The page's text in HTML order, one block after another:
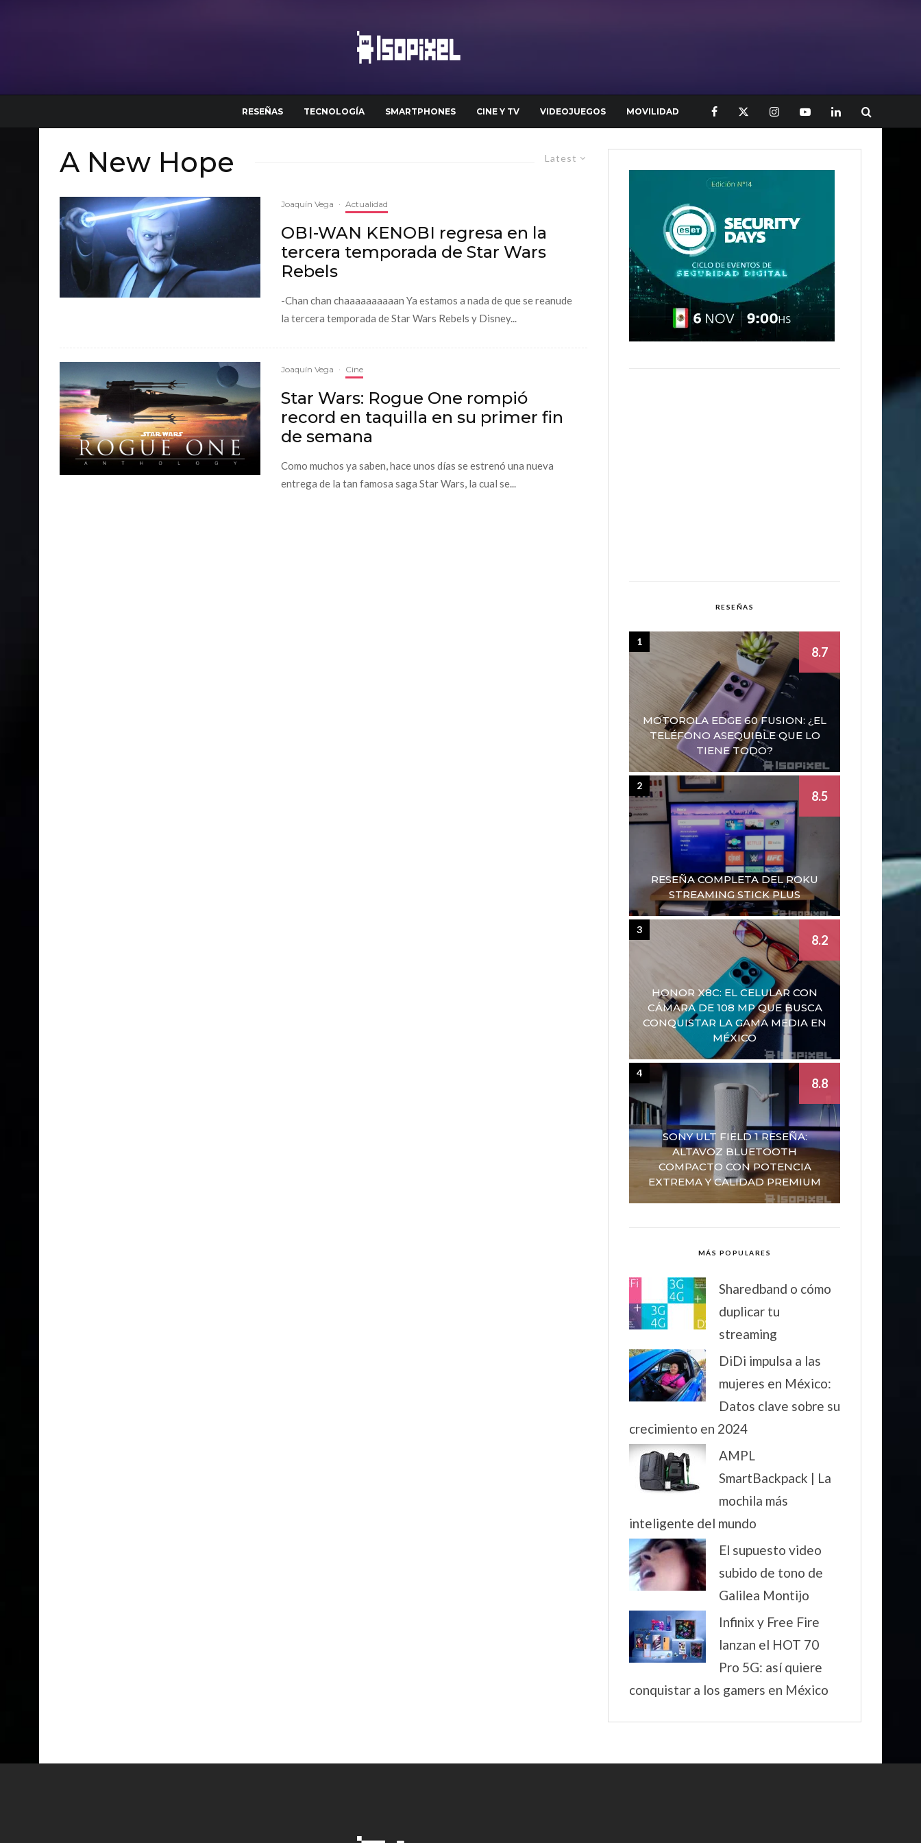
RESEÑAS TECNOLOGÍA SMARTPHONES CINE Y TV VIDEOJUEGOS MOVILIDAD
Latest
A New Hope
Joaquín Vega · Actualidad
OBI-WAN KENOBI regresa en la
tercera temporada de Star Wars
Rebels
-Chan chan chaaaaaaaaaan Ya estamos a nada de que se reanude
la tercera temporada de Star Wars Rebels y Disney...
Joaquín Vega · Cine
Star Wars: Rogue One rompió
record en taquilla en su primer fin
de semana
Como muchos ya saben, hace unos días se estrenó una nueva
entrega de la tan famosa saga Star Wars, la cual se...
RESEÑAS
MOTOROLA EDGE 60 FUSION: ¿EL
TELÉFONO ASEQUIBLE QUE LO
TIENE TODO?
8.7
1
RESEÑA COMPLETA DEL ROKU
STREAMING STICK PLUS
8.5
2
HONOR X8C: EL CELULAR CON
CÁMARA DE 108 MP QUE BUSCA
CONQUISTAR LA GAMA MEDIA EN
MÉXICO
8.2
3
SONY ULT FIELD 1 RESEÑA:
ALTAVOZ BLUETOOTH
COMPACTO CON POTENCIA
EXTREMA Y CALIDAD PREMIUM
8.8
4
MÁS POPULARES
Sharedband o cómo
duplicar tu
streaming
DiDi impulsa a las
mujeres en México:
Datos clave sobre su
crecimiento en 2024
AMPL
SmartBackpack | La
mochila más
inteligente del mundo
El supuesto video
subido de tono de
Galilea Montijo
Infinix y Free Fire
lanzan el HOT 70
Pro 5G: así quiere
conquistar a los gamers en México